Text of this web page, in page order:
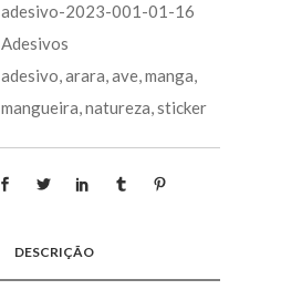
adesivo-2023-001-01-16
Adesivos
adesivo,arara,ave,manga,
mangueira,natureza,sticker
DESCRIÇÃO